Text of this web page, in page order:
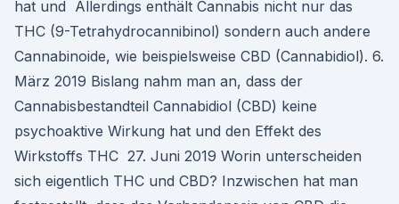
hat und Allerdings enthält Cannabis nicht nur das
THC (9-Tetrahydrocannibinol) sondern auch andere
Cannabinoide, wie beispielsweise CBD (Cannabidiol). 6.
März 2019 Bislang nahm man an, dass der
Cannabisbestandteil Cannabidiol (CBD) keine
psychoaktive Wirkung hat und den Effekt des
Wirkstoffs THC 27. Juni 2019 Worin unterscheiden
sich eigentlich THC und CBD? Inzwischen hat man